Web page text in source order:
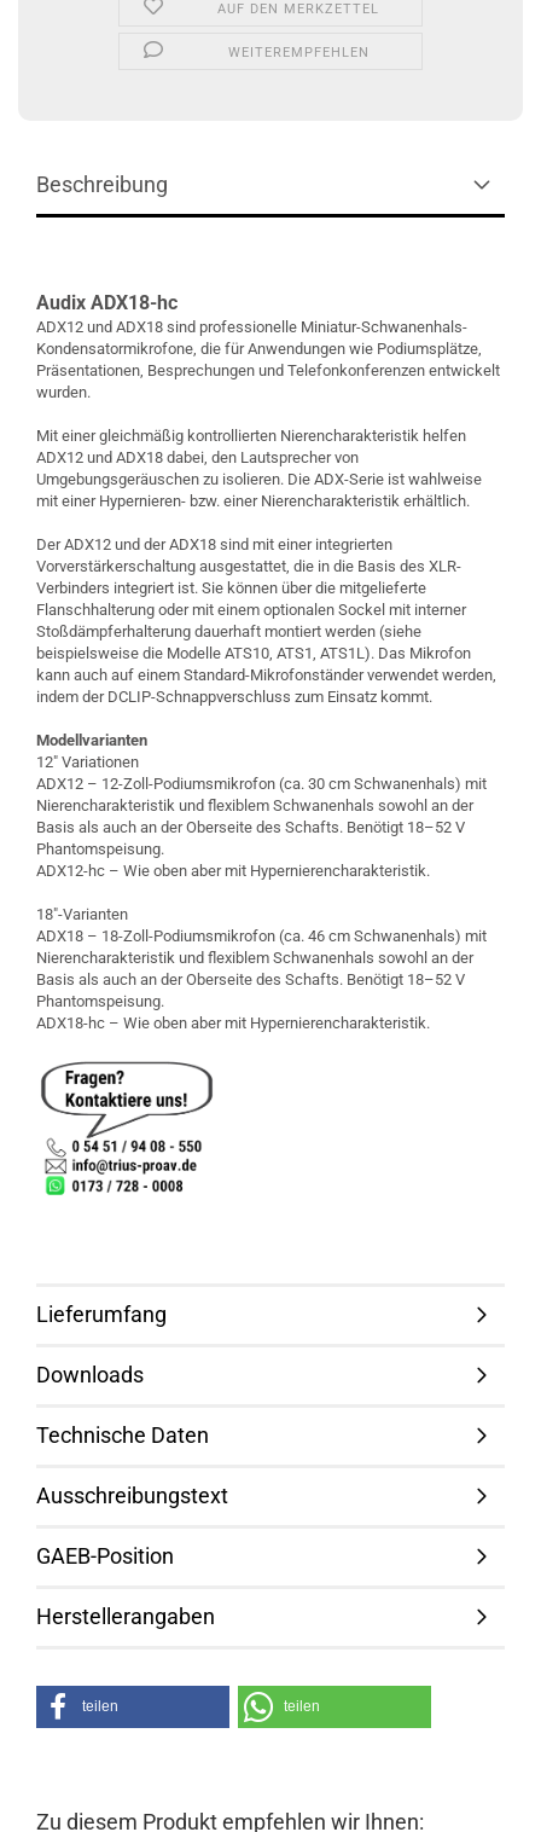
AUF DEN MERKZETTEL
WEITEREMPFEHLEN
Beschreibung
Audix ADX18-hc
ADX12 und ADX18 sind professionelle Miniatur-Schwanenhals-
Kondensatormikrofone, die für Anwendungen wie Podiumsplätze,
Präsentationen, Besprechungen und Telefonkonferenzen entwickelt
wurden.
Mit einer gleichmäßig kontrollierten Nierencharakteristik helfen
ADX12 und ADX18 dabei, den Lautsprecher von
Umgebungsgeräuschen zu isolieren. Die ADX-Serie ist wahlweise
mit einer Hypernieren- bzw. einer Nierencharakteristik erhältlich.
Der ADX12 und der ADX18 sind mit einer integrierten
Vorverstärkerschaltung ausgestattet, die in die Basis des XLR-
Verbinders integriert ist. Sie können über die mitgelieferte
Flanschhalterung oder mit einem optionalen Sockel mit interner
Stoßdämpferhalterung dauerhaft montiert werden (siehe
beispielsweise die Modelle ATS10, ATS1, ATS1L). Das Mikrofon
kann auch auf einem Standard-Mikrofonständer verwendet werden,
indem der DCLIP-Schnappverschluss zum Einsatz kommt.
Modellvarianten
12″ Variationen
ADX12 – 12-Zoll-Podiumsmikrofon (ca. 30 cm Schwanenhals) mit
Nierencharakteristik und flexiblem Schwanenhals sowohl an der
Basis als auch an der Oberseite des Schafts. Benötigt 18–52 V
Phantomspeisung.
ADX12-hc – Wie oben aber mit Hypernierencharakteristik.
18″-Varianten
ADX18 – 18-Zoll-Podiumsmikrofon (ca. 46 cm Schwanenhals) mit
Nierencharakteristik und flexiblem Schwanenhals sowohl an der
Basis als auch an der Oberseite des Schafts. Benötigt 18–52 V
Phantomspeisung.
ADX18-hc – Wie oben aber mit Hypernierencharakteristik.
Lieferumfang
Downloads
Technische Daten
Ausschreibungstext
GAEB-Position
Herstellerangaben
teilen teilen
Zu diesem Produkt empfehlen wir Ihnen: